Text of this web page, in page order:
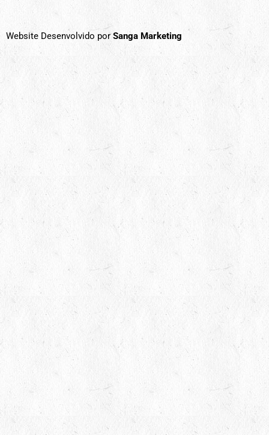
Website Desenvolvido porSanga Marketing